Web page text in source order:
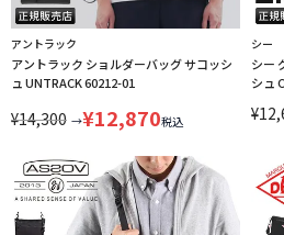
アントラック
アントラック ショルダーバッグ サコッシ
ュ UNTRACK 60212-01
¥14,300 →¥12,870税込
シー
シー
シュ
¥